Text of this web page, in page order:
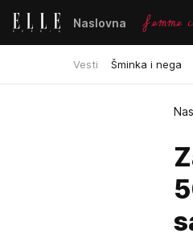
Naslovna
Vesti Šminka i nega